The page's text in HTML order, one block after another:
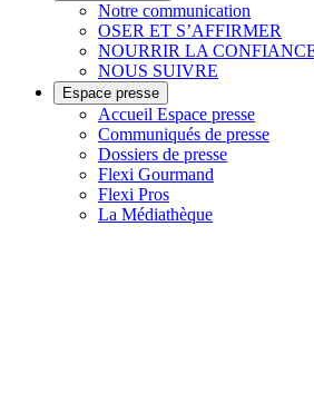
Notre communication
OSER ET S’AFFIRMER
NOURRIR LA
NOUS SUIVRE
Espace presse
Accueil Espace presse
Communiqués de presse
Dossiers de presse
Flexi Gourmand
Flexi Pros
La Médiathèque